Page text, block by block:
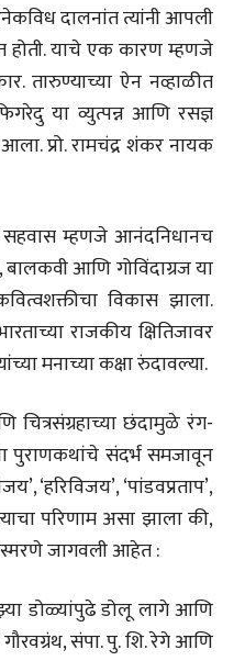
दालनांत त्यांनी आपली
होती. याचे एक कारण म्हणजे
तारुण्याच्या ऐन नव्हाळीत
या व्युत्पन्न आणि रसज्ञ
प्रो. रामचंद्र शंकर नायक
सहवास म्हणजे आनंदनिधानच
आणि गोविंदाग्रज या
विकास झाला.
राजकीय क्षितिजावर
मनाच्या कक्षा रुंदावल्या.
चित्रसंग्रहाच्या छंदामुळे रंग-
पुराणकथांचे संदर्भ समजावून
‘पांडवप्रताप’,
परिणाम असा झाला की,
जागवली आहेत :
डोळ्यांपुढे डोलू लागे आणि
संपा. पु. शि. रेगे आणि
व्यक्तिवेध
सोमनाथ कोमरपंत
17 Jul 2026
आगामी पुस्तकातील अंश
चीनचा निरोप घेताना...
रवींद्रनाथ टागोर.
16 Jul 2026
भाषण
ज्येष्ठांचा आत्मसन्मान जपणारी
रुग्णशुश्रूषा : हॉस्पिस
डॉ. दिलीप शिंदे आणि मान्यवर
15 Jul 2026
लेख
झुकलेला जोकोविच आणि
दरम्यान विम्बल्डन
आ. श्री. केतकर
14 Jul 2026